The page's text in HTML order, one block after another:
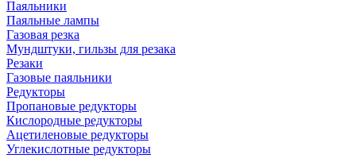
Паяльники
Паяльные лампы
Газовая резка
Мундштуки, гильзы для резака
Резаки
Газовые паяльники
Редукторы
Пропановые редукторы
Кислородные редукторы
Ацетиленовые редукторы
Углекислотные редукторы